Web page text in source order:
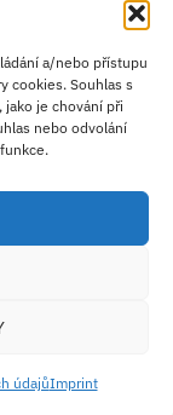
a/nebo přístupu
cookies. Souhlas s
je chování při
nebo odvolání
údajůImprint
PayPal
ZBOŽÍ
B2B
IMPRINT
Bulharsko
BG207958071
sporů:
Uchovávejte mimo dosah